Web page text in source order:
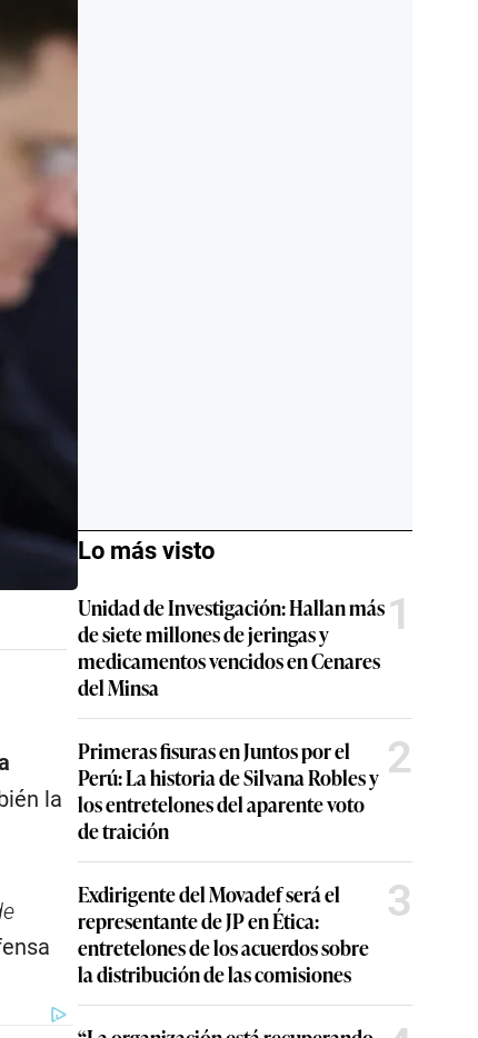
la
Lo más visto
Unidad de Investigación: Hallan más
de siete millones de jeringas y
medicamentos vencidos en Cenares
del Minsa
1
Primeras fisuras en Juntos por el
Perú: La historia de Silvana Robles y
los entretelones del aparente voto
de traición
2
Exdirigente del Movadef será el
representante de JP en Ética:
entretelones de los acuerdos sobre
la distribución de las comisiones
3